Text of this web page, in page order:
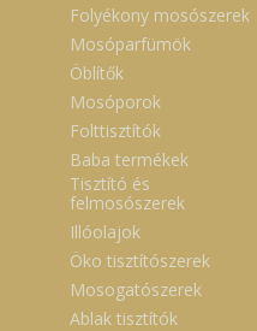
Folyékony mosószerek
Mosóparfümök
Öblítők
Mosóporok
Folttisztítók
Baba termékek
Tisztító és
felmosószerek
Illóolajok
Öko tisztítószerek
Mosogatószerek
Ablak tisztítók